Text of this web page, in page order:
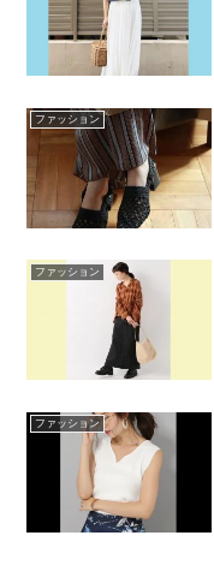
ファッション
ファッション
ファッション